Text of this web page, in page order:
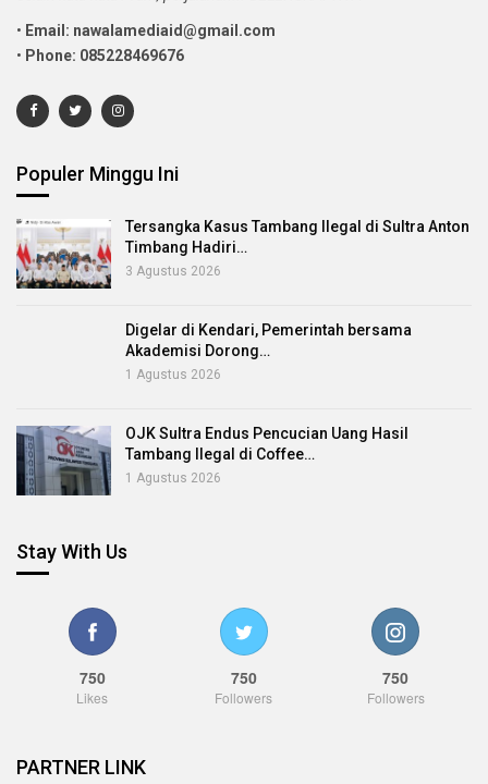
• Email: nawalamediaid@gmail.com
• Phone: 085228469676
Populer Minggu Ini
Tersangka Kasus Tambang Ilegal di Sultra Anton
Timbang Hadiri…
3 Agustus 2026
Digelar di Kendari, Pemerintah bersama
Akademisi Dorong…
1 Agustus 2026
OJK Sultra Endus Pencucian Uang Hasil
Tambang Ilegal di Coffee…
1 Agustus 2026
Stay With Us
750
Likes
750
Followers
750
Followers
PARTNER LINK